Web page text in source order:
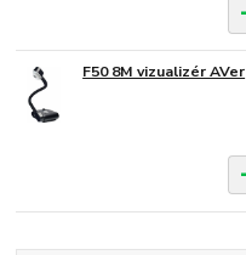
F50 8M vizualizér AVer